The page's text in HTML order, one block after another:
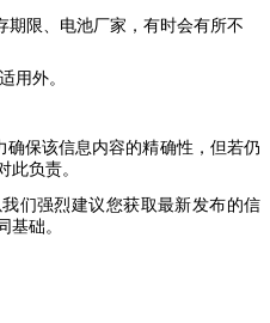
限、电池厂家，有时会有所不
用外。
保该信息内容的精确性，但若仍
此负责。
们强烈建议您获取最新发布的信
基础。